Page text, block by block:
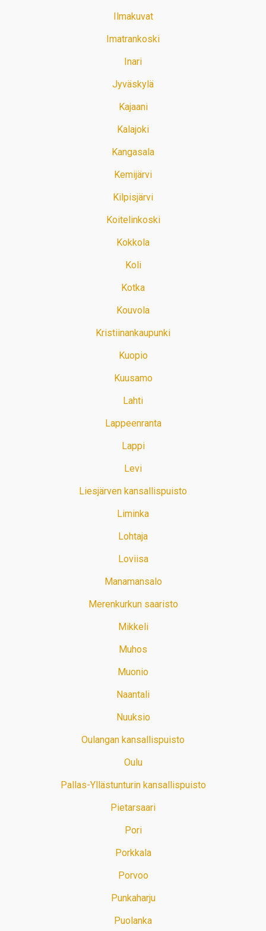
Ilmakuvat
Imatrankoski
Inari
Jyväskylä
Kajaani
Kalajoki
Kangasala
Kemijärvi
Kilpisjärvi
Koitelinkoski
Kokkola
Koli
Kotka
Kouvola
Kristiinankaupunki
Kuopio
Kuusamo
Lahti
Lappeenranta
Lappi
Levi
Liesjärven kansallispuisto
Liminka
Lohtaja
Loviisa
Manamansalo
Merenkurkun saaristo
Mikkeli
Muhos
Muonio
Naantali
Nuuksio
Oulangan kansallispuisto
Oulu
Pallas-Yllästunturin kansallispuisto
Pietarsaari
Pori
Porkkala
Porvoo
Punkaharju
Puolanka